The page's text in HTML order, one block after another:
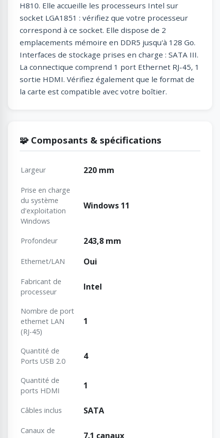
H810. Elle accueille les processeurs Intel sur
socket LGA1851 : vérifiez que votre processeur
correspond à ce socket. Elle dispose de 2
emplacements mémoire en DDR5 jusqu'à 128 Go.
Interfaces de stockage prises en charge : SATA III.
La connectique comprend 1 port Ethernet RJ-45, 1
sortie HDMI. Vérifiez également que le format de
la carte est compatible avec votre boîtier.
🧩 Composants & spécifications
Largeur 220 mm
Prise en charge
du système
d'exploitation
Windows
Windows 11
Profondeur 243,8 mm
Ethernet/LAN Oui
Fabricant de
processeur
Intel
Nombre de port
ethernet LAN
(RJ-45)
1
Quantité de
Ports USB 2.0
4
Quantité de
ports HDMI
1
Câbles inclus SATA
Canaux de
7.1 canaux